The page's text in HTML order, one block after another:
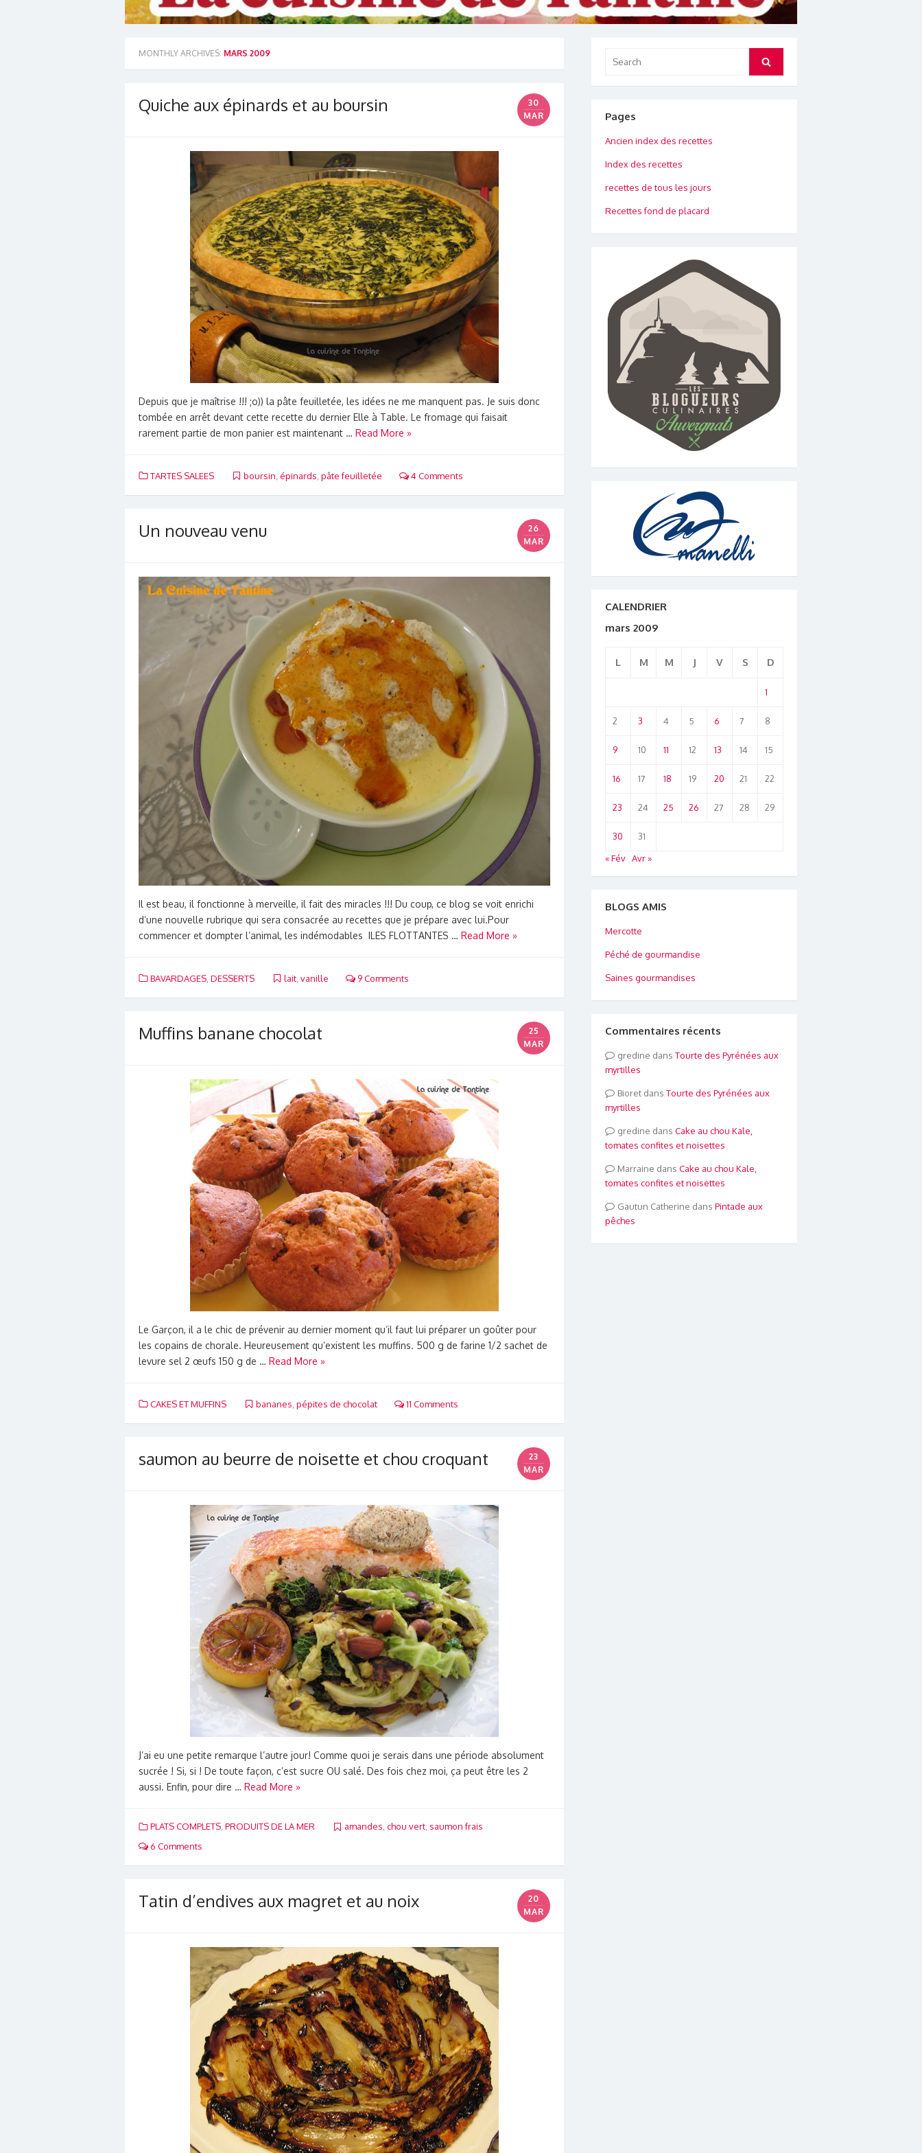
MONTHLY ARCHIVES: MARS 2009
Quiche aux épinards et au boursin
30
MAR
Depuis que je maîtrise !!! ;o)) la pâte feuilletée, les idées ne me manquent pas. Je suis donc
tombée en arrêt devant cette recette du dernier Elle à Table. Le fromage qui faisait
rarement partie de mon panier est maintenant … Read More »
TARTES SALEES boursin épinards pâte feuilletée 4 Comments
Un nouveau venu
26
MAR
Il est beau, il fonctionne à merveille, il fait des miracles !!! Du coup, ce blog se voit enrichi
d’une nouvelle rubrique qui sera consacrée au recettes que je prépare avec lui.Pour
commencer et dompter l’animal, les indémodables ILES FLOTTANTES … Read More »
BAVARDAGES DESSERTS lait, vanille 9 Comments
Muffins banane chocolat
25
MAR
Le Garçon, il a le chic de prévenir au dernier moment qu’il faut lui préparer un goûter pour
les copains de chorale. Heureusement qu’existent les muffins. 500 g de farine 1/2 sachet de
levure sel 2 œufs 150 g de … Read More »
CAKES ET MUFFINS bananes pépites de chocolat 11 Comments
saumon au beurre de noisette et chou croquant
23
MAR
J’ai eu une petite remarque l’autre jour! Comme quoi je serais dans une période absolument
sucrée ! Si, si ! De toute façon, c’est sucre OU salé. Des fois chez moi, ça peut être les 2
aussi. Enfin, pour dire … Read More »
PLATS COMPLETS, PRODUITS DE LA MER amandes, chou vert, saumon frais
6 Comments
Tatin d’endives aux magret et au noix
20
MAR
for:
Search
Pages
Ancien index des recettes
Index des recettes
recettes de tous les jours
Recettes fond de placard
CALENDRIER
mars 2009
L M M J V S D
1
2 3 4 5 6 7 8
9 10 11 12 13 14 15
16 17 18 19 20 21 22
23 24 25 26 27 28 29
30
31
« Fév Avr »
BLOGS AMIS
Mercotte
Péché de gourmandise
Saines gourmandises
Commentaires récents
gredine dans Tourte des Pyrénées aux
myrtilles
Bioretdans Tourte des Pyrénées aux
myrtilles
gredine dans Cake au chou Kale,
tomates confites et noisettes
Marraine dans Cake au chou Kale,
tomates confites et noisettes
Gautun Catherine dans Pintade aux
pêches